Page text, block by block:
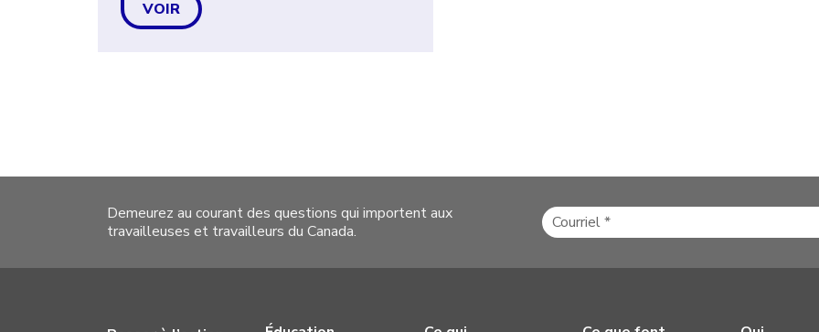
VOIR
Demeurez au courant des questions qui importent aux
travailleuses et travailleurs du Canada.